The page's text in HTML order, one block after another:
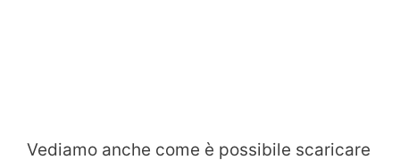
Vediamo anche come è possibile scaricare